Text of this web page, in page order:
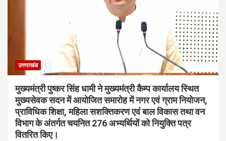
उत्तराखंड
मुख्यमंत्री पुष्कर सिंह धामी ने मुख्यमंत्री कैम्प कार्यालय स्थित
मुख्यसेवक सदन में आयोजित समारोह में नगर एवं ग्राम नियोजन,
प्राविधिक शिक्षा, महिला सशक्तिकरण एवं बाल विकास तथा वन
विभाग के अंतर्गत चयनित 276 अभ्यर्थियों को नियुक्ति पत्र
वितरित किए।